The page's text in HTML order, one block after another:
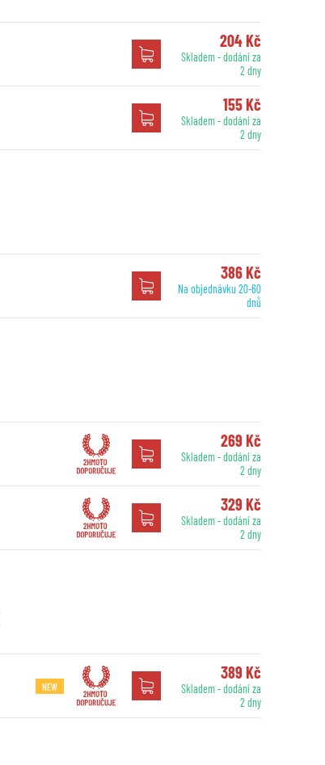
204 Kč
Skladem - dodání za
2 dny
155 Kč
Skladem - dodání za
2 dny
386 Kč
Na objednávku 20-60
dnů
269 Kč
Skladem - dodání za
2 dny
329 Kč
Skladem - dodání za
2 dny
NEW
389 Kč
Skladem - dodání za
2 dny